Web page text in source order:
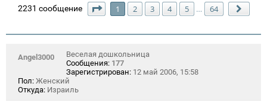
2231 сообщение Страница из
1 2 3 4 5 … 64
Angel3000
Веселая дошкольница
Сообщения: 177
Зарегистрирован: 12 май 2006, 15:58
Пол: Женский
Откуда: Израиль